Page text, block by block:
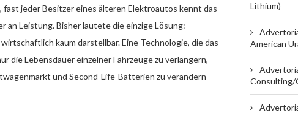
jeder Besitzer eines älteren Elektroautos kennt das
an Leistung. Bisher lautete die einzige Lösung:
kaum darstellbar. Eine Technologie, die das
Lebensdauer einzelner Fahrzeuge zu verlängern,
und Second-Life-Batterien zu verändern
Lithium)
American
Consulting/